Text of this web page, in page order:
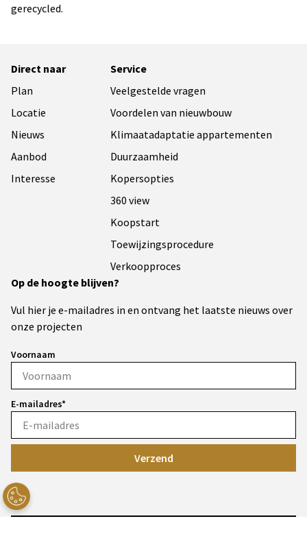
gerecycled.
Direct naar
Plan
Locatie
Nieuws
Aanbod
Interesse
Service
Veelgestelde vragen
Voordelen van nieuwbouw
Klimaatadaptatie appartementen
Duurzaamheid
Kopersopties
360 view
Koopstart
Toewijzingsprocedure
Verkoopproces
Op de hoogte blijven?
Vul hier je e-mailadres in en ontvang het laatste nieuws over
onze projecten
Voornaam
E-mailadres*
Verzend